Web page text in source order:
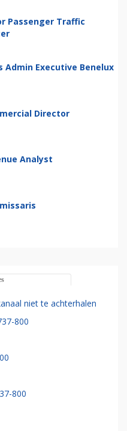
Passenger Traffic
Admin Executive Benelux
Director
Analyst
niet te achterhalen
800
800